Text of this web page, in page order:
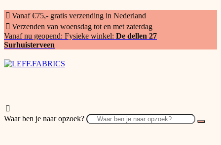
Vanaf €75,- gratis verzending in Nederland
Verzenden van woensdag tot en met zaterdag
Vanaf nu geopend: Fysieke winkel: De dellen 27
Surhuisterveen
Waar ben je naar opzoek?